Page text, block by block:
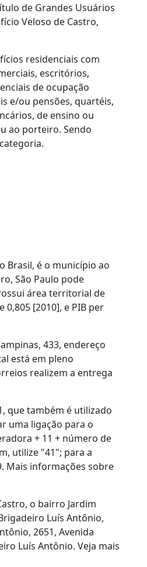
de Grandes Usuários
Veloso de Castro,
residenciais com
escritórios,
de ocupação
e/ou pensões, quartéis,
de ensino ou
ao porteiro. Sendo
Brasil, é o município ao
São Paulo pode
área territorial de
[2010], e PIB per
433, endereço
está em pleno
realizem a entrega
que também é utilizado
uma ligação para o
+ 11 + número de
utilize "41"; para a
Mais informações sobre
o bairro Jardim
Luís Antônio,
2651, Avenida
Luís Antônio. Veja mais